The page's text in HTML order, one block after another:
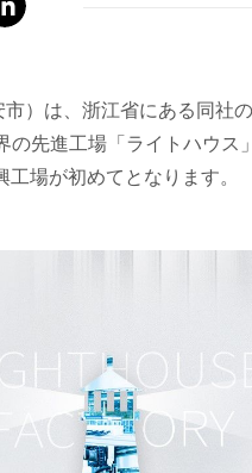
）は、浙江省にある同社
先進工場「ライトハウス
場が初めてとなります。